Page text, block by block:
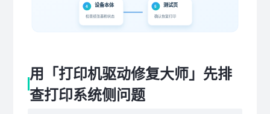
4 设备本体
检查纸张墨粉状态
5 测试页
确认恢复打印
用「打印机驱动修复大师」先排
查打印系统侧问题